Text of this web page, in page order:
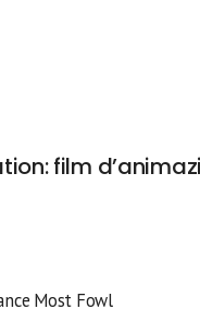
film
Most Fowl